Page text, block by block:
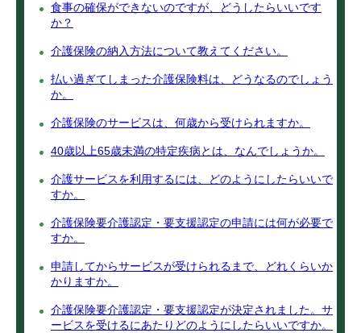
食事の確保ができないのですが、どうしたらいいです
か？
介護保険の納入方法について教えてください。
払い過ぎてしまった介護保険料は、どうなるのでしょう
か。
介護保険のサービスは、何歳から受けられますか。
40歳以上65歳未満の特定疾病とは、なんでしょうか。
介護サービスを利用するには、どのようにしたらいいで
すか。
介護保険要介護認定・要支援認定の申請には何が必要で
すか。
申請してからサービスが受けられるまで、どれくらいか
かりますか。
介護保険要介護認定・要支援認定が決定されました。サ
ービスを受けるにあたりどのようにしたらいいですか。